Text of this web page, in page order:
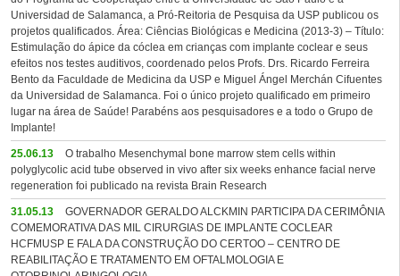
Universidad de Salamanca, a Pró-Reitoria de Pesquisa da USP publicou os
projetos qualificados. Área: Ciências Biológicas e Medicina (2013-3) – Título:
Estimulação do ápice da cóclea em crianças com implante coclear e seus
efeitos nos testes auditivos, coordenado pelos Profs. Drs. Ricardo Ferreira
Bento da Faculdade de Medicina da USP e Miguel Ángel Merchán Cifuentes
da Universidad de Salamanca. Foi o único projeto qualificado em primeiro
lugar na área de Saúde! Parabéns aos pesquisadores e a todo o Grupo de
Implante!
25.06.13
O trabalho Mesenchymal bone marrow stem cells within
polyglycolic acid tube observed in vivo after six weeks enhance facial nerve
regeneration foi publicado na revista Brain Research
31.05.13
GOVERNADOR GERALDO ALCKMIN PARTICIPA DA CERIMÔNIA
COMEMORATIVA DAS MIL CIRURGIAS DE IMPLANTE COCLEAR
HCFMUSP E FALA DA CONSTRUÇÃO DO CERTOO – CENTRO DE
REABILITAÇÃO E TRATAMENTO EM OFTALMOLOGIA E